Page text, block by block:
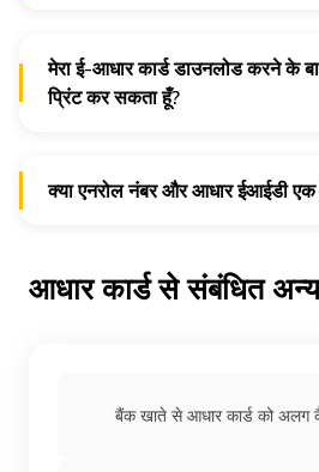
मेरा ई-आधार कार्ड डाउनलोड करने के
प्रिंट कर सकता हूँ?
क्या एनरोल नंबर और आधार ईआईडी एक
आधार कार्ड से संबंधित
बैंक खाते से आधार कार्ड को